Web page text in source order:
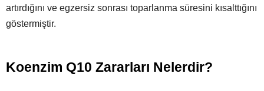
artırdığını ve egzersiz sonrası toparlanma süresini kısalttığını
göstermiştir.
Koenzim Q10 Zararları Nelerdir?